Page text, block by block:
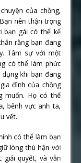
của chồng,
nên thận trọng
bạn gái có thể kể
rằng bạn đang
Tâm sự với một
có thể làm phức
khi bạn đang
đình của chồng
muốn. Họ có thể
bênh vực anh ta,
vết.
có thể làm bạn
lòng thù hận với
giải quyết, và vẫn